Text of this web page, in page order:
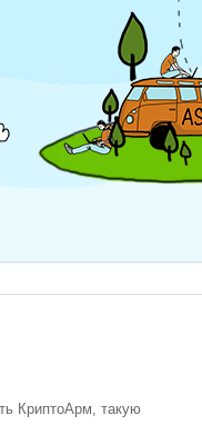
КриптоАрм, такую